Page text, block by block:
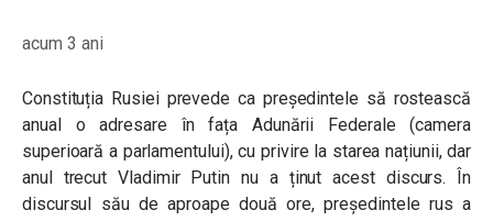
acum 3 ani
Constituția Rusiei prevede ca președintele să rostească
anual o adresare în fața Adunării Federale (camera
superioară a parlamentului), cu privire la starea națiunii, dar
anul trecut Vladimir Putin nu a ținut acest discurs. În
discursul său de aproape două ore, președintele rus a